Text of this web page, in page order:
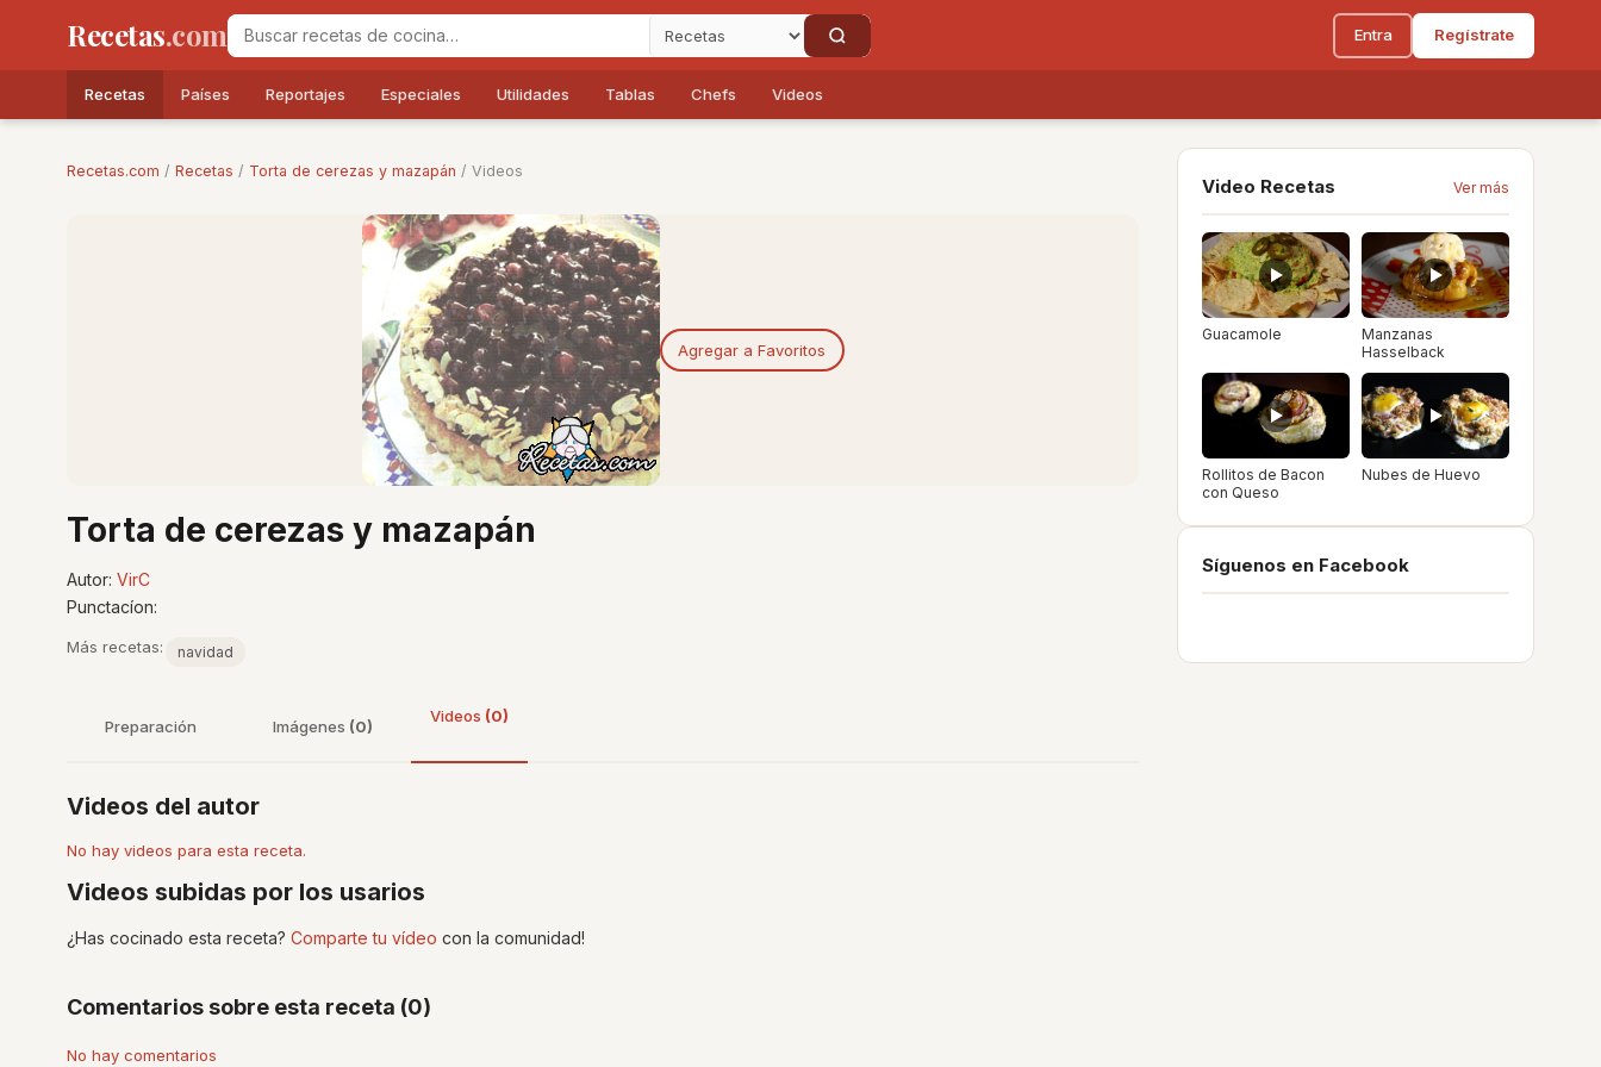
Recetas.com Entra Regístrate
Recetas Países Reportajes Especiales Utilidades Tablas Chefs Videos
Recetas.com / Recetas / Torta de cerezas y mazapán / Videos
Agregar a Favoritos
Torta de cerezas y mazapán
Autor: VirC
Punctacíon:
Más recetas: navidad
Preparación Imágenes (0)
Videos (0)
Videos del autor
No hay videos para esta receta.
Videos subidas por los usarios
¿Has cocinado esta receta? Comparte tu vídeo con la comunidad!
Comentarios sobre esta receta (0)
No hay comentarios
Video Recetas Ver más
Guacamole
Manzanas
Hasselback
Rollitos de Bacon
con Queso
Nubes de Huevo
Síguenos en Facebook